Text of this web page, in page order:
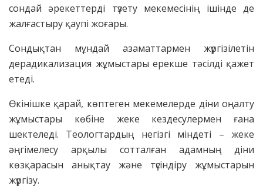
сондай әрекеттерді түзету мекемесінің ішінде де
жалғастыру қаупі жоғары.
Сондықтан мұндай азаматтармен жүргізілетін
дерадикализация жұмыстары ерекше тәсілді қажет
етеді.
Өкінішке қарай, көптеген мекемелерде діни оңалту
жұмыстары көбіне жеке кездесулермен ғана
шектеледі. Теологтардың негізгі міндеті – жеке
әңгімелесу арқылы сотталған адамның діни
көзқарасын анықтау және түсіндіру жұмыстарын
жүргізу.